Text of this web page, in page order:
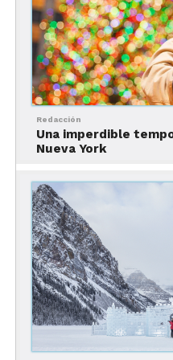
con cero emisiones, el
bicicletas, entre otros
Todo esto con el
destino turístico 100%
socialmente en 2030.
A la vez, en una
Collins presentó
razones por las que
Redacción
Una imperdible
Nueva York